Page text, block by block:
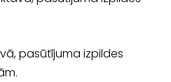
pasūtījuma izpildes